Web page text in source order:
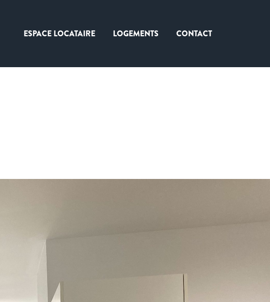
ESPACE LOCATAIRE LOGEMENTS CONTACT